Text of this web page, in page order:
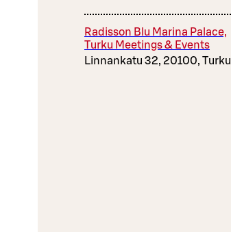
Radisson Blu Marina Palace,
Turku Meetings & Events
Linnankatu 32, 20100, Turku